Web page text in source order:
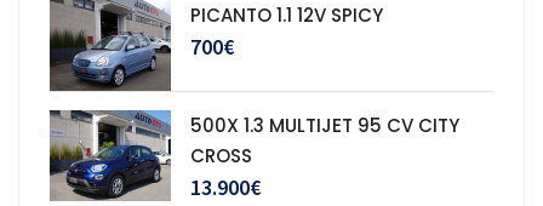
PICANTO 1.1 12V SPICY
700€
500X 1.3 MULTIJET 95 CV CITY
CROSS
13.900€